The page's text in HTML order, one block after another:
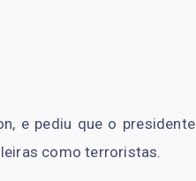
e pediu que o presidente
como terroristas.